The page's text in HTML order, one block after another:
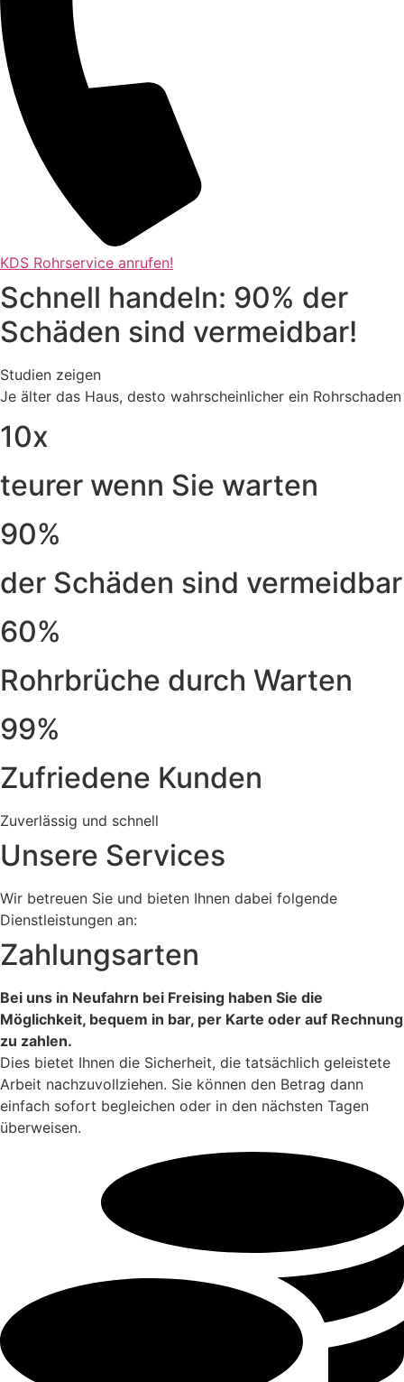
KDS Rohrservice anrufen!
Schnell handeln: 90% der
Schäden sind vermeidbar!
Studien zeigen
Je älter das Haus, desto wahrscheinlicher ein Rohrschaden
10x
teurer wenn Sie warten
90%
der Schäden sind vermeidbar
60%
Rohrbrüche durch Warten
99%
Zufriedene Kunden
Zuverlässig und schnell
Unsere Services
Wir betreuen Sie und bieten Ihnen dabei folgende
Dienstleistungen an:
Zahlungsarten
Bei uns in Neufahrn bei Freising haben Sie die
Möglichkeit, bequem in bar, per Karte oder auf Rechnung
zu zahlen.
Dies bietet Ihnen die Sicherheit, die tatsächlich geleistete
Arbeit nachzuvollziehen. Sie können den Betrag dann
einfach sofort begleichen oder in den nächsten Tagen
überweisen.